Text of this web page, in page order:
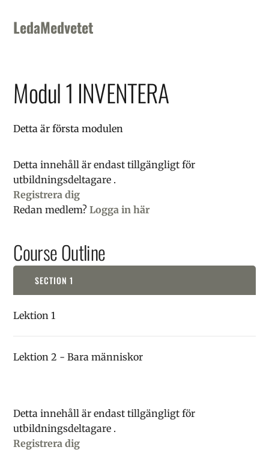
primary
main
footer
LedaMedvetet
Modul 1 INVENTERA
Detta är första modulen
Detta innehåll är endast tillgängligt för
utbildningsdeltagare .
Registrera dig
Redan medlem?Logga in här
Course Outline
SECTION 1
Lektion 1
Lektion 2 - Bara människor
Detta innehåll är endast tillgängligt för
utbildningsdeltagare .
Registrera dig